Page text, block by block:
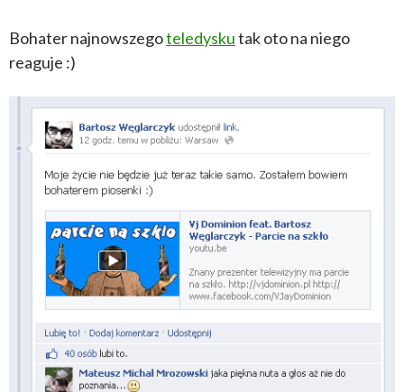
Bohater najnowszegoteledyskutak oto na niego
reaguje :)